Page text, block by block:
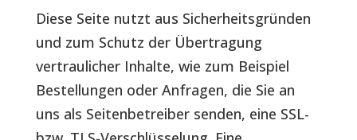
Diese Seite nutzt aus Sicherheitsgründen
und zum Schutz der Übertragung
vertraulicher Inhalte, wie zum Beispiel
Bestellungen oder Anfragen, die Sie an
uns als Seitenbetreiber senden, eine SSL-